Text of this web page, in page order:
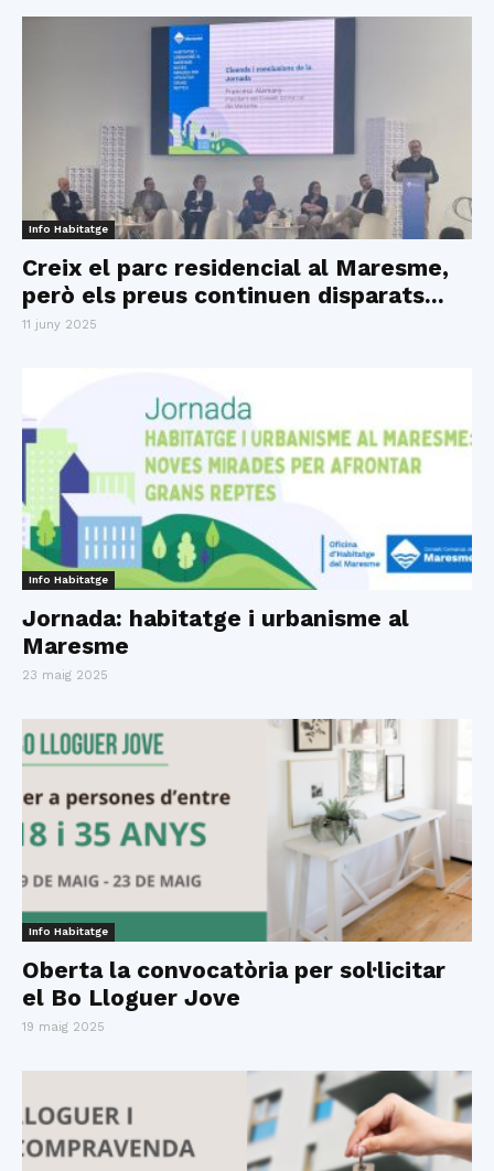
Info Habitatge
Creix el parc residencial al Maresme,
però els preus continuen disparats...
11 juny 2025
Info Habitatge
Jornada: habitatge i urbanisme al
Maresme
23 maig 2025
Info Habitatge
Oberta la convocatòria per sol·licitar
el Bo Lloguer Jove
19 maig 2025